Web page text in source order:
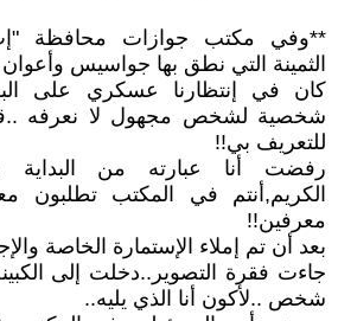
**وفي مكتب جوازات محافظة
الثمينة التي نطق بها جواسيس
كان في إنتظارنا عسكري على
شخصية لشخص مجهول لا نعرفه
للتعريف بي!!
رفضت أنا عبارته من البداية
الكريم,أنتم في المكتب
معرفين!!
بعد أن تم إملاء الإستمارة الخاصة
جاءت فقرة التصوير..دخلت إلى
شخص ..لأكون أنا الذي يليه..